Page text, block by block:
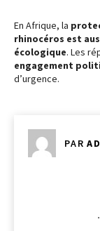
En Afrique, la
rhinocéros est
écologique. Les
engagement
d’urgence.
PAR